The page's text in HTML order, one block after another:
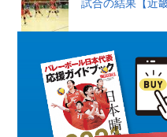
試合の結果【近